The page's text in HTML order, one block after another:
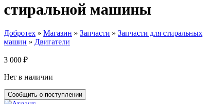
стиральной машины
Добротех » Магазин » Запчасти » Запчасти для стиральных
машин » Двигатели
3 000 ₽
Нет в наличии